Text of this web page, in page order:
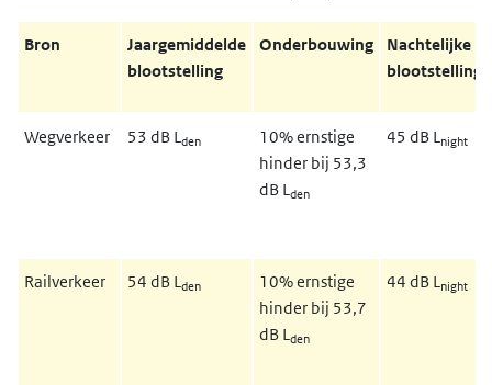
Bron
Jaargemiddelde
blootstelling
Onderbouwing
Nachtelijke
blootstelling
Wegverkeer 53 dB Lden
10% ernstige
hinder bij 53,3
dB Lden
45 dB Lnight
Railverkeer 54 dB Lden
10% ernstige
hinder bij 53,7
dB Lden
44 dB Lnight